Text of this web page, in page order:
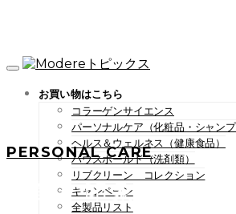
お買い物はこちら
コラーゲンサイエンス
パーソナルケア（化粧品・シャンプ
ヘルス＆ウェルネス（健康食品）
ハウスホールド（洗剤類）
リブクリーン コレクション
キャンペーン
全製品リスト
PERSONAL CARE
〜第一印象を決め